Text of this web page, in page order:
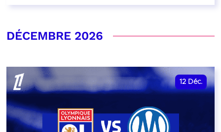
DÉCEMBRE 2026
12 Déc.